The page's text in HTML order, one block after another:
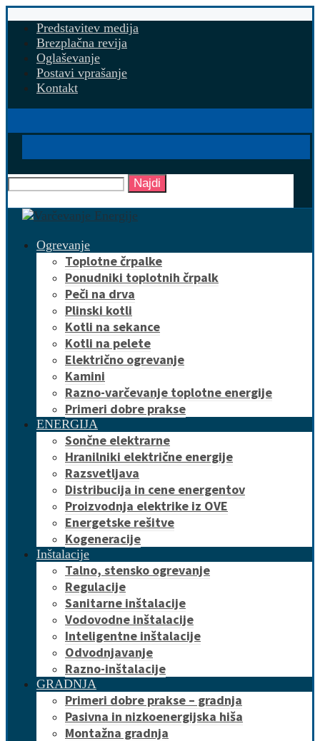
Predstavitev medija
Brezplačna revija
Oglaševanje
Postavi vprašanje
Kontakt
Najdi
Ogrevanje
Toplotne črpalke
Ponudniki toplotnih črpalk
Peči na drva
Plinski kotli
Kotli na sekance
Kotli na pelete
Električno ogrevanje
Kamini
Razno-varčevanje toplotne energije
Primeri dobre prakse
ENERGIJA
Sončne elektrarne
Hranilniki električne energije
Razsvetljava
Distribucija in cene energentov
Proizvodnja elektrike iz OVE
Energetske rešitve
Kogeneracije
Inštalacije
Talno, stensko ogrevanje
Regulacije
Sanitarne inštalacije
Vodovodne inštalacije
Inteligentne inštalacije
Odvodnjavanje
Razno-inštalacije
GRADNJA
Primeri dobre prakse – gradnja
Pasivna in nizkoenergijska hiša
Montažna gradnja